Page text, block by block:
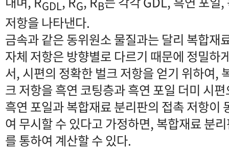
GDL G B
저항을 나타낸다.
금속과 같은 동위원소 물질과는 달리 복합재
자체 저항은 방향별로 다르기 때문에 정밀하
서, 시편의 정확한 벌크 저항을 얻기 위하여,
크 저항을 흑연 코팅층과 흑연 포일 더미 시
흑연 포일과 복합재료 분리판의 접촉 저항이
여 무시할 수 있다고 가정하면, 복합재료 분
를 통하여 계산할 수 있다.